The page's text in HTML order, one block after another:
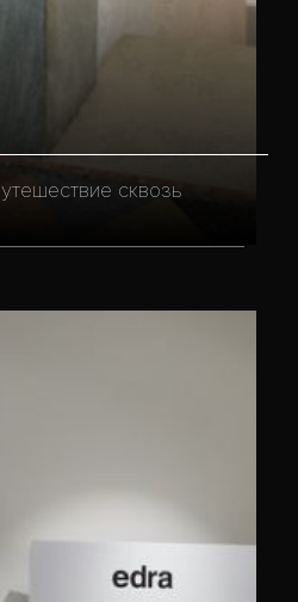
сквозь